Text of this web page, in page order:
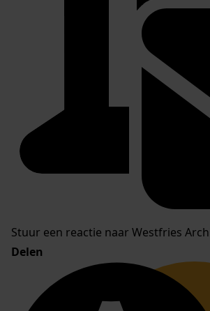
Stuur een reactie naar Westfries
Delen